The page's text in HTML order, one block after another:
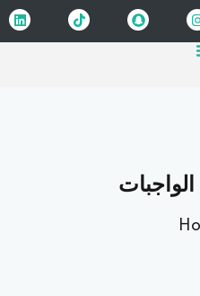
الواجبات
Sign up